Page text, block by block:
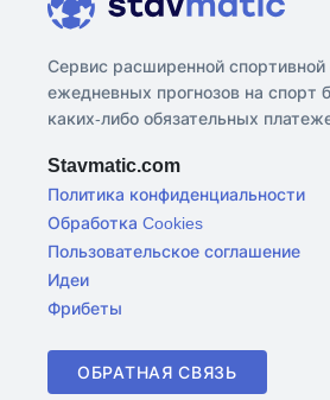
Сервис расширенной спортивной
ежедневных прогнозов на спорт
каких-либо обязательных
Stavmatic.com
Политика конфиденциальности
Обработка Cookies
Пользовательское соглашение
Идеи
Фрибеты
ОБРАТНАЯ СВЯЗЬ